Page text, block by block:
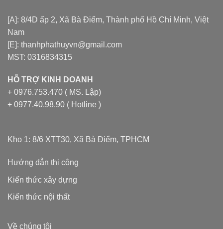
[A]: 8/4D ấp 2, Xã Bà Điểm, Thành phố Hồ Chí Minh, Việt
Nam
[E]: thanhphathuyvn@gmail.com
MST: 0316834315
HỖ TRỢ KINH DOANH
+ 0976.753.470 ( MS. Lập)
+ 0977.40.98.90 ( Hotline )
Kho 1: 8/6 XTT30, Xã Bà Điểm, TPHCM
Hướng dẫn thi công
Kiến thức xây dựng
Kiến thức nội thất
Về chúng tôi